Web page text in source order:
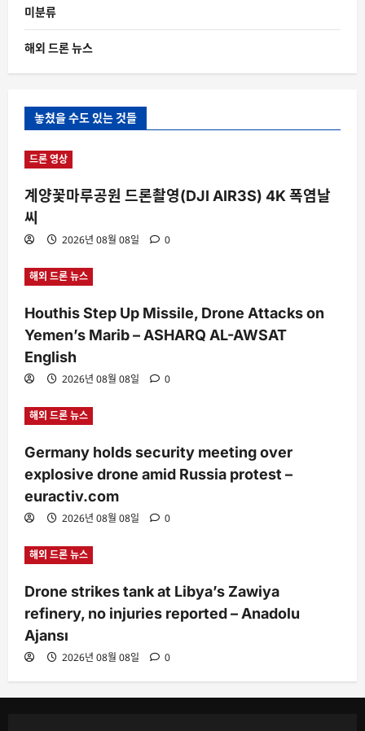
미분류
해외 드론 뉴스
놓쳤을 수도 있는 것들
드론 영상
계양꽃마루공원 드론촬영(DJI AIR3S) 4K 폭염날
씨
2026년 08월 08일 0
해외 드론 뉴스
Houthis Step Up Missile, Drone Attacks on
Yemen’s Marib – ASHARQ AL-AWSAT
English
2026년 08월 08일 0
해외 드론 뉴스
Germany holds security meeting over
explosive drone amid Russia protest –
euractiv.com
2026년 08월 08일 0
해외 드론 뉴스
Drone strikes tank at Libya’s Zawiya
refinery, no injuries reported – Anadolu
Ajansı
2026년 08월 08일 0